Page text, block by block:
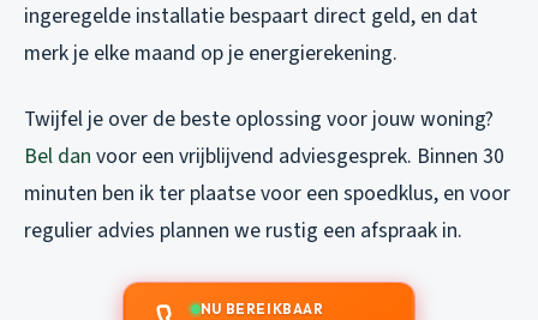
ingeregelde installatie bespaart direct geld, en dat
merk je elke maand op je energierekening.
Twijfel je over de beste oplossing voor jouw woning?
Bel dan voor een vrijblijvend adviesgesprek. Binnen 30
minuten ben ik ter plaatse voor een spoedklus, en voor
regulier advies plannen we rustig een afspraak in.
NU BEREIKBAAR